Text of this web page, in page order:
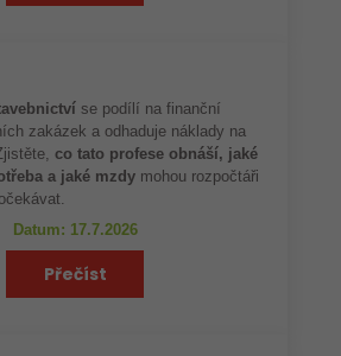
se podílí na finanční
zakázek a odhaduje náklady na
co tato profese obnáší, jaké
a jaké mzdy mohou rozpočtáři
Datum: 17.7.2026
Přečíst